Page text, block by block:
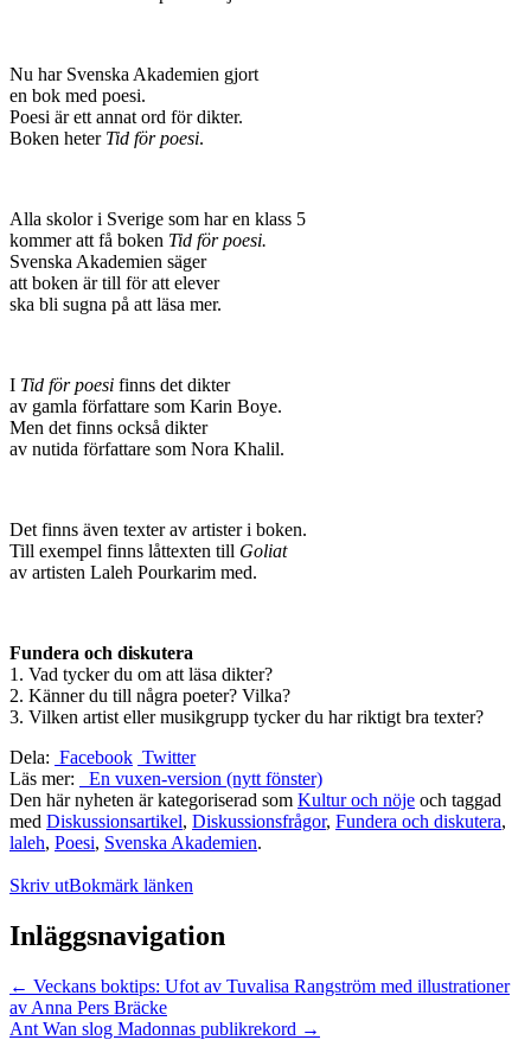
Nu har Svenska Akademien gjort
en bok med poesi.
Poesi är ett annat ord för dikter.
Boken heter Tid för poesi.
Alla skolor i Sverige som har en klass 5
kommer att få boken Tid för poesi.
Svenska Akademien säger
att boken är till för att elever
ska bli sugna på att läsa mer.
I Tid för poesi finns det dikter
av gamla författare som Karin Boye.
Men det finns också dikter
av nutida författare som Nora Khalil.
Det finns även texter av artister i boken.
Till exempel finns låttexten till Goliat
av artisten Laleh Pourkarim med.
Fundera och diskutera
1. Vad tycker du om att läsa dikter?
2. Känner du till några poeter? Vilka?
3. Vilken artist eller musikgrupp tycker du har riktigt bra texter?
Dela: Facebook Twitter
Läs mer:
En vuxen-version (nytt fönster)
Den här nyheten är kategoriserad som Kultur och nöje och taggad
med Diskussionsartikel, Diskussionsfrågor, Fundera och diskutera,
laleh, Poesi, Svenska Akademien.
Skriv utBokmärk länken
Inläggsnavigation
← Veckans boktips: Ufot av Tuvalisa Rangström med illustrationer
av Anna Pers Bräcke
Ant Wan slog Madonnas publikrekord →